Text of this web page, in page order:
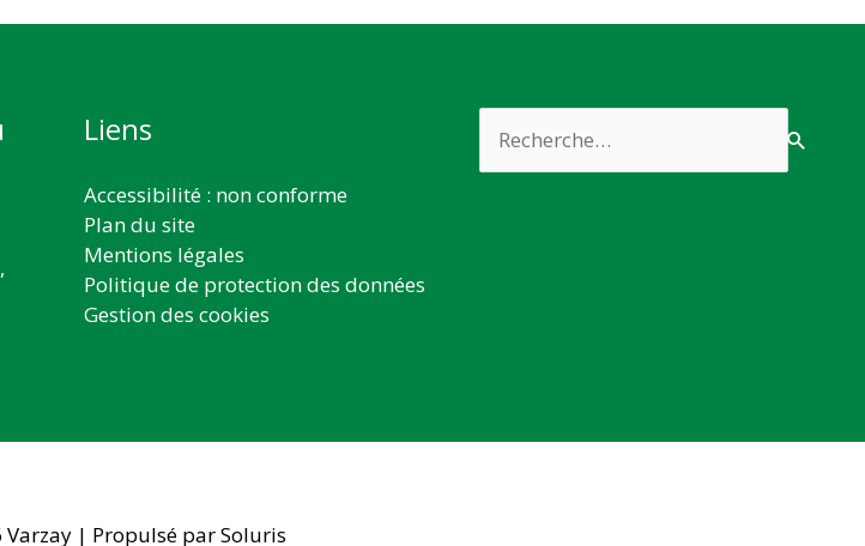
Liens
Accessibilité : non conforme
Plan du site
Mentions légales
Politique de protection des données
Gestion des cookies
Varzay| Propulsé par Soluris